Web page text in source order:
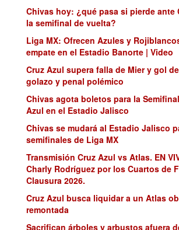
Chivas hoy: ¿qué pasa si pierde ante
la semifinal de vuelta?
Liga MX: Ofrecen Azules y
empate en el Estadio Banorte | Video
Cruz Azul supera falla de Mier y gol
golazo y penal polémico
Chivas agota boletos para la
Azul en el Estadio Jalisco
Chivas se mudará al Estadio Jalisco
semifinales de Liga MX
Transmisión Cruz Azul vs Atlas. EN
Charly Rodríguez por los Cuartos de
Clausura 2026.
Cruz Azul busca liquidar a un Atlas
remontada
Sacrifican árboles y arbustos afuera